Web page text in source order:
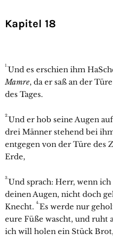
Kapitel 18
1.Und es erschien ihm
Mamre, da er saß an der
des Tages.
2.Und er hob seine Augen
drei Männer stehend bei
entgegen von der Türe des
Erde,
3.Und sprach: Herr, wenn
deinen Augen, nicht doch
Knecht. 4.Es werde nur
eure Füße wascht, und ruht
ich will holen ein Stück